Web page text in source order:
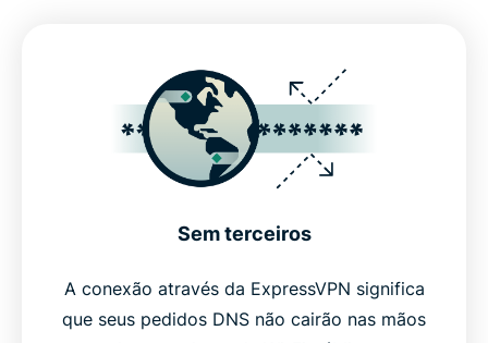
Sem terceiros
A conexão através da ExpressVPN significa
que seus pedidos DNS não cairão nas mãos